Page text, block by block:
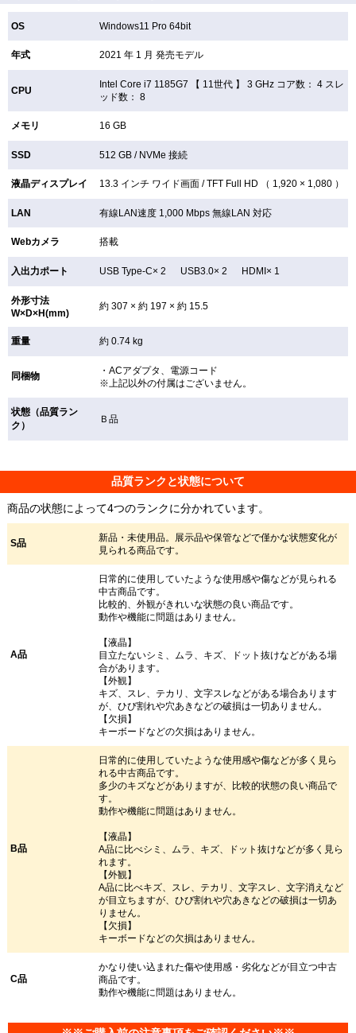
OS Windows11 Pro 64bit
年式 2021 年 1 月 発売モデル
CPU
Intel Core i7 1185G7 【 11世代 】 3 GHz コア数： 4 スレ
ッド数： 8
メモリ 16 GB
SSD 512 GB / NVMe 接続
液晶ディスプレイ 13.3 インチ ワイド画面 /TFT Full HD （ 1,920 × 1,080 ）
LAN 有線LAN速度 1,000 Mbps 無線LAN対応
Webカメラ 搭載
入出力ポート USB Type-C× 2 USB3.0× 2 HDMI× 1
外形寸法
W×D×H(mm)
約 307 × 約 197 × 約 15.5
重量 約 0.74 kg
同梱物
・ACアダプタ、電源コード
※上記以外の付属はございません。
状態（品質ラン
ク）
Ｂ品
品質ランクと状態について
商品の状態によって4つのランクに分かれています。
S品
新品・未使用品。展示品や保管などで僅かな状態変化が
見られる商品です。
A品
日常的に使用していたような使用感や傷などが見られる
中古商品です。
比較的、外観がきれいな状態の良い商品です。
動作や機能に問題はありません。
【液晶】
目立たないシミ、ムラ、キズ、ドット抜けなどがある場
合があります。
【外観】
キズ、スレ、テカリ、文字スレなどがある場合あります
が、ひび割れや穴あきなどの破損は一切ありません。
【欠損】
キーボードなどの欠損はありません。
B品
日常的に使用していたような使用感や傷などが多く見ら
れる中古商品です。
多少のキズなどがありますが、比較的状態の良い商品で
す。
動作や機能に問題はありません。
【液晶】
A品に比べシミ、ムラ、キズ、ドット抜けなどが多く見ら
れます。
【外観】
A品に比べキズ、スレ、テカリ、文字スレ、文字消えなど
が目立ちますが、ひび割れや穴あきなどの破損は一切あ
りません。
【欠損】
キーボードなどの欠損はありません。
C品
かなり使い込まれた傷や使用感・劣化などが目立つ中古
商品です。
動作や機能に問題はありません。